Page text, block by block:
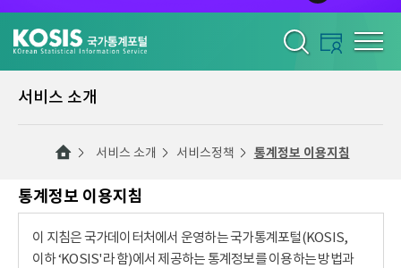
서비스 소개
서비스 소개 서비스정책 통계정보 이용지침
통계정보 이용지침
이 지침은 국가데이터처에서 운영하는 국가통계포털(KOSIS,
이하 ‘KOSIS'라 함)에서 제공하는 통계정보를 이용하는 방법과